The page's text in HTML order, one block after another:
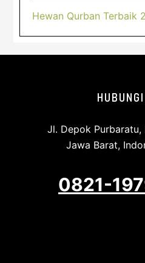
Hewan Qurban Terbaik
Jl. Depok Purbaratu,
Jawa Barat,
0821-